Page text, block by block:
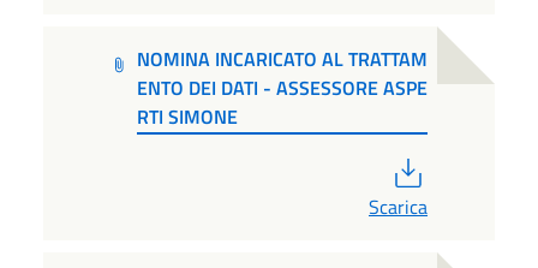
NOMINA INCARICATO AL TRATTAM
ENTO DEI DATI - ASSESSORE ASPE
RTI SIMONE
Scarica